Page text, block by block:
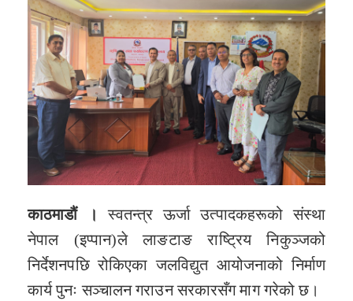
काठमाडौं ।स्वतन्त्र ऊर्जा उत्पादकहरूको संस्था
नेपाल (इप्पान)ले लाङटाङ राष्ट्रिय निकुञ्जको
निर्देशनपछि रोकिएका जलविद्युत आयोजनाको निर्माण
कार्य पुनः सञ्चालन गराउन सरकारसँग माग गरेको छ।